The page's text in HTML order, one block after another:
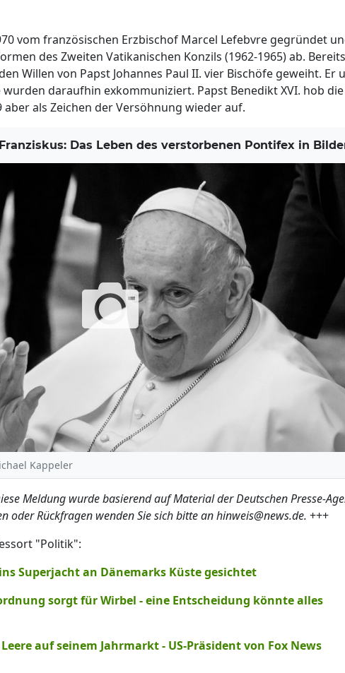
vom französischen Erzbischof Marcel Lefebvre gegründet
des Zweiten Vatikanischen Konzils (1962-1965) ab. Bereits
Willen von Papst Johannes Paul II. vier Bischöfe geweiht. Er
daraufhin exkommuniziert. Papst Benedikt XVI. hob die
als Zeichen der Versöhnung wieder auf.
Franziskus: Das Leben des verstorbenen Pontifex in
Kappeler
Meldung wurde basierend auf Material der Deutschen Presse-
oder Rückfragen wenden Sie sich bitte an hinweis@news.de. +++
"Politik":
Superjacht an Dänemarks Küste gesichtet
sorgt für Wirbel - eine Entscheidung könnte alles
auf seinem Jahrmarkt - US-Präsident von Fox News